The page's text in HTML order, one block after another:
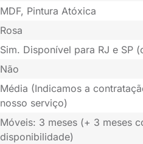
MDF, Pintura Atóxica
Rosa
Sim. Disponível para RJ e SP
Não
Média (Indicamos a
nosso serviço)
Móveis: 3 meses (+ 3 meses
disponibilidade)